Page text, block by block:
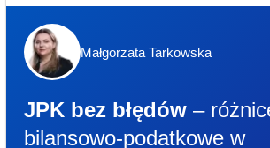
Małgorzata Tarkowska
JPK bez błędów –
bilansowo-podatkowe w